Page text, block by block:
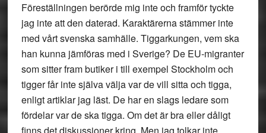
Föreställningen berörde mig inte och framför tyckte
jag inte att den daterad. Karaktärerna stämmer inte
med vårt svenska samhälle. Tiggarkungen, vem ska
han kunna jämföras med i Sverige? De EU-migranter
som sitter fram butiker i till exempel Stockholm och
tigger får inte själva välja var de vill sitta och tigga,
enligt artiklar jag läst. De har en slags ledare som
fördelar var de ska tigga. Om det är bra eller dåligt